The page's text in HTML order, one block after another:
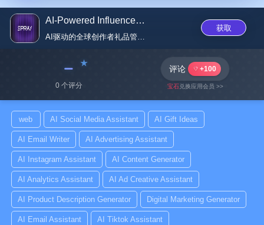
AI-Powered Influencer Gifting ...
AI驱动的全球创作者礼品管理解...
获取
﹣
0 个评分
评论 +100
宝石兑换应用会员 >>
web AI Social Media Assistant AI Gift Ideas
AI Email Writer AI Advertising Assistant
AI Instagram Assistant AI Content Generator
AI Analytics Assistant AI Ad Creative Assistant
AI Product Description Generator Digital Marketing Generator
AI Email Assistant AI Tiktok Assistant